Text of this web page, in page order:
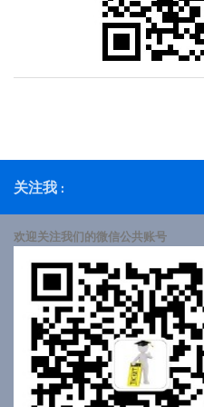
关注我 :
欢迎关注我们的微信公共账号